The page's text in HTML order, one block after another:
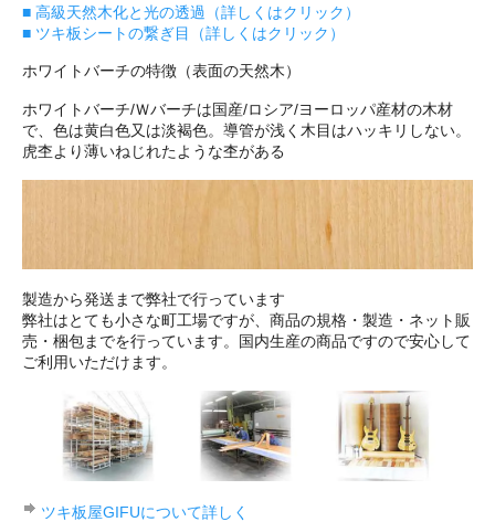
■ 高級天然木化と光の透過（詳しくはクリック）
■ ツキ板シートの繋ぎ目（詳しくはクリック）
ホワイトバーチの特徴（表面の天然木）
ホワイトバーチ/Ｗバーチは国産/ロシア/ヨーロッパ産材の木材
で、色は黄白色又は淡褐色。導管が浅く木目はハッキリしない。
虎杢より薄いねじれたような杢がある
製造から発送まで弊社で行っています
弊社はとても小さな町工場ですが、商品の規格・製造・ネット販
売・梱包までを行っています。国内生産の商品ですので安心して
ご利用いただけます。
ツキ板屋GIFUについて詳しく